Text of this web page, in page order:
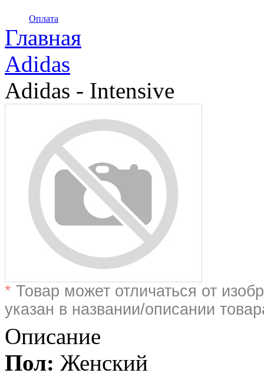
Оплата
Главная
Adidas
Adidas - Intensive
* Товар может отличаться от
указан в названии/описании
Описание
Пол: Женский